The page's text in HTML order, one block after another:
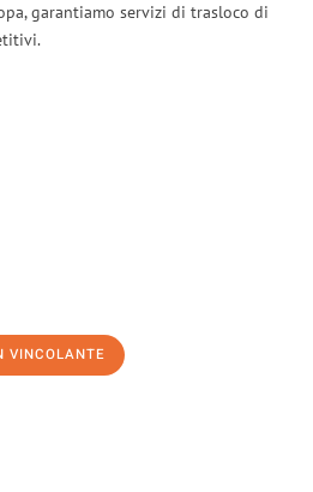
garantiamo servizi di trasloco di
VINCOLANTE